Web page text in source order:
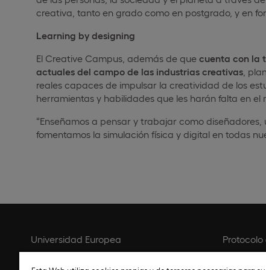
creativa, tanto en grado como en postgrado, y en
Learning by designing
El Creative Campus, además de que cuenta con la
actuales del campo de las industrias creativas ,
reales capaces de impulsar la creatividad de los
herramientas y habilidades que les harán falta en
“Enseñamos a pensar y trabajar como
fomentamos la simulación física y digital en todas
Universidad Europea